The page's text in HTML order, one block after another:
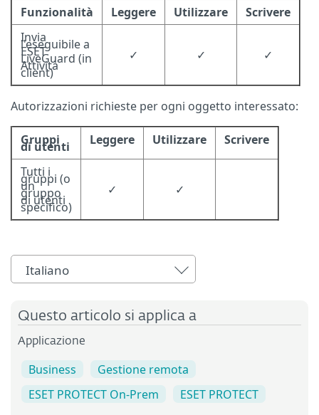
Funzionalità Leggere Utilizzare
Scrivere
Invia
l'eseguibile a
ESET
LiveGuard (in
Attività
client)
✓ ✓ ✓
Autorizzazioni richieste per ogni oggetto interessato:
Gruppi
di utenti Leggere Utilizzare Scrivere
Tutti i
gruppi (o
un
gruppo
di utenti
specifico)
✓ ✓
Italiano
Questo articolo si applica a
Applicazione
Business
Gestione remota
ESET PROTECT On-Prem
ESET PROTECT